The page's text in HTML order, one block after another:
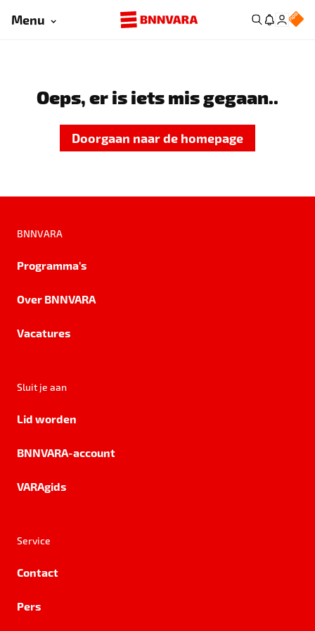
Menu
Oeps, er is iets mis gegaan..
Doorgaan naar de homepage
BNNVARA
Programma's
Over BNNVARA
Vacatures
Sluit je aan
Lid worden
BNNVARA-account
VARAgids
Service
Contact
Pers